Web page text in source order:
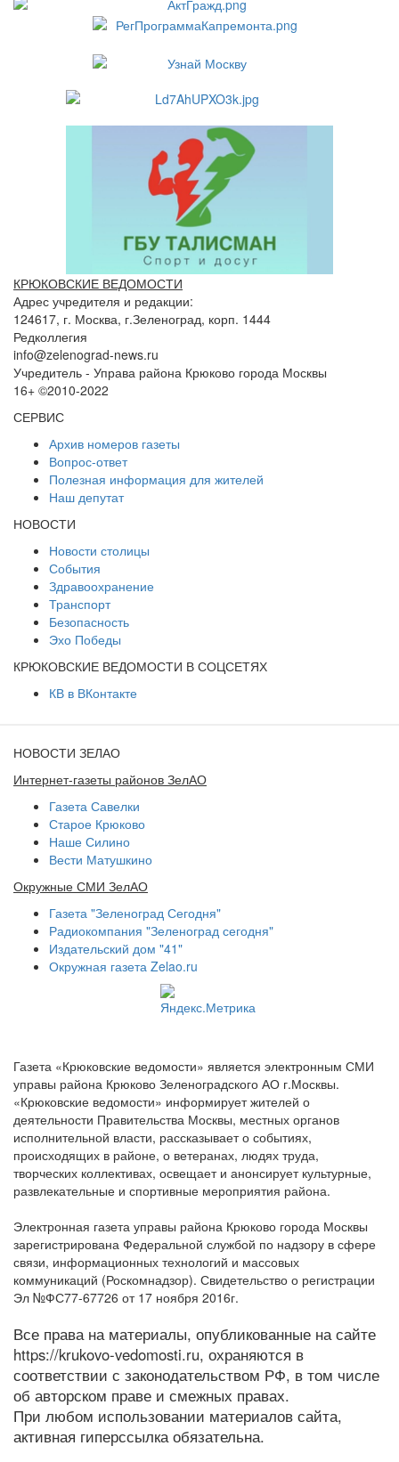
КРЮКОВСКИЕ ВЕДОМОСТИ
Адрес учредителя и редакции:
124617, г. Москва, г.Зеленоград, корп. 1444
Редколлегия
info@zelenograd-news.ru
Учредитель - Управа района Крюково города Москвы
16+ ©2010-2022
СЕРВИС
Архив номеров газеты
Вопрос-ответ
Полезная информация для жителей
Наш депутат
НОВОСТИ
Новости столицы
События
Здравоохранение
Транспорт
Безопасность
Эхо Победы
КРЮКОВСКИЕ ВЕДОМОСТИ В СОЦСЕТЯХ
КВ в ВКонтакте
НОВОСТИ ЗЕЛАО
Интернет-газеты районов ЗелАО
Газета Савелки
Старое Крюково
Наше Силино
Вести Матушкино
Окружные СМИ ЗелАО
Газета "Зеленоград Сегодня"
Радиокомпания "Зеленоград сегодня"
Издательский дом "41"
Окружная газета Zelao.ru
Газета «Крюковские ведомости» является электронным СМИ
управы района Крюково Зеленоградского АО г.Москвы.
«Крюковские ведомости» информирует жителей о
деятельности Правительства Москвы, местных органов
исполнительной власти, рассказывает о событиях,
происходящих в районе, о ветеранах, людях труда,
творческих коллективах, освещает и анонсирует культурные,
развлекательные и спортивные мероприятия района.
Электронная газета управы района Крюково города Москвы
зарегистрирована Федеральной службой по надзору в сфере
связи, информационных технологий и массовых
коммуникаций (Роскомнадзор). Свидетельство о регистрации
Эл №ФС77-67726 от 17 ноября 2016г.
Все права на материалы, опубликованные на сайте
https://krukovo-vedomosti.ru, охраняются в
соответствии с законодательством РФ, в том числе
об авторском праве и смежных правах.
При любом использовании материалов сайта,
активная гиперссылка обязательна.